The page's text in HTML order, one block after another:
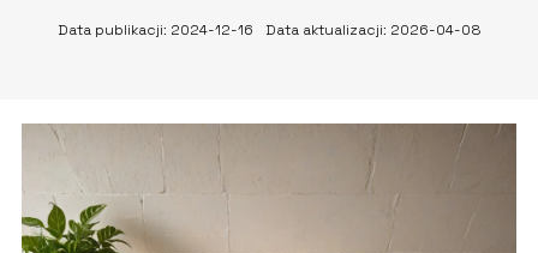
Data publikacji: 2024-12-16 Data aktualizacji: 2026-04-08